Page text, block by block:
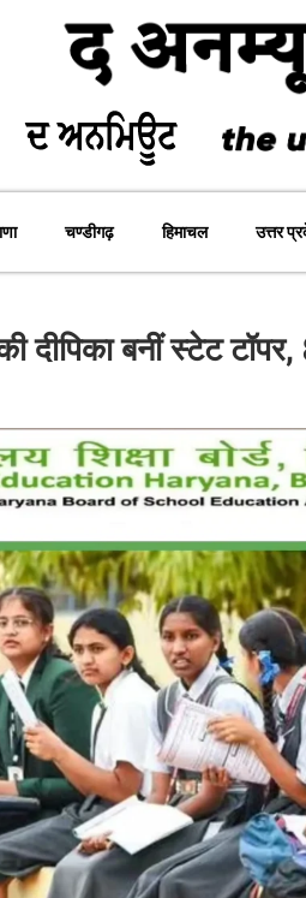
चण्डीगढ़ हिमाचल उत्तर
की दीपिका बनीं स्टेट